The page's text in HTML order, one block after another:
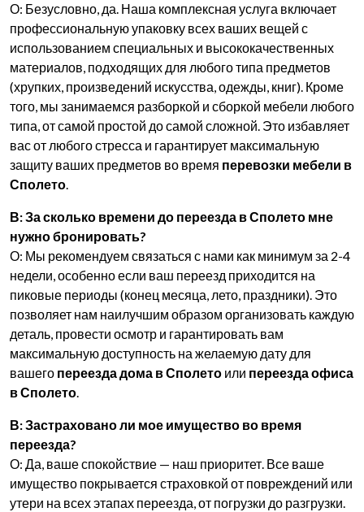
О: Безусловно, да. Наша комплексная услуга включает
профессиональную упаковку всех ваших вещей с
использованием специальных и высококачественных
материалов, подходящих для любого типа предметов
(хрупких, произведений искусства, одежды, книг). Кроме
того, мы занимаемся разборкой и сборкой мебели любого
типа, от самой простой до самой сложной. Это избавляет
вас от любого стресса и гарантирует максимальную
защиту ваших предметов во время перевозки мебели в
Сполето.
В: За сколько времени до переезда в Сполето мне
нужно бронировать?
О: Мы рекомендуем связаться с нами как минимум за 2-4
недели, особенно если ваш переезд приходится на
пиковые периоды (конец месяца, лето, праздники). Это
позволяет нам наилучшим образом организовать каждую
деталь, провести осмотр и гарантировать вам
максимальную доступность на желаемую дату для
вашего переезда дома в Сполето или переезда офиса
в Сполето.
В: Застраховано ли мое имущество во время
переезда?
О: Да, ваше спокойствие — наш приоритет. Все ваше
имущество покрывается страховкой от повреждений или
утери на всех этапах переезда, от погрузки до разгрузки.